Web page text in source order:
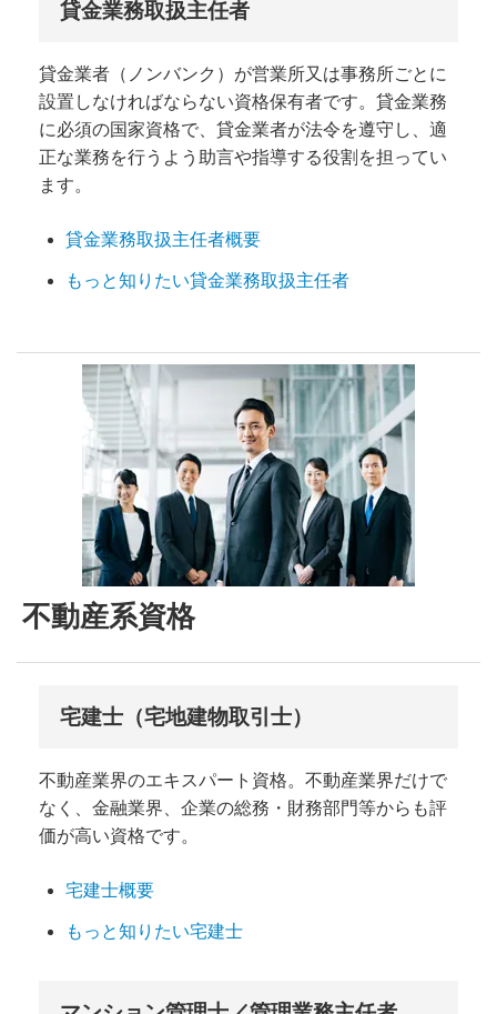
貸金業務取扱主任者
貸金業者（ノンバンク）が営業所又は事務所ごとに
設置しなければならない資格保有者です。貸金業務
に必須の国家資格で、貸金業者が法令を遵守し、適
正な業務を行うよう助言や指導する役割を担ってい
ます。
貸金業務取扱主任者概要
もっと知りたい貸金業務取扱主任者
不動産系資格
宅建士（宅地建物取引士）
不動産業界のエキスパート資格。不動産業界だけで
なく、金融業界、企業の総務・財務部門等からも評
価が高い資格です。
宅建士概要
もっと知りたい宅建士